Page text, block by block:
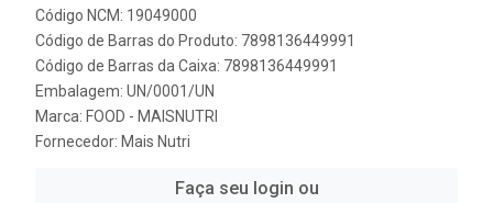
Código NCM: 19049000
Código de Barras do Produto: 7898136449991
Código de Barras da Caixa: 7898136449991
Embalagem: UN/0001/UN
Marca: FOOD - MAISNUTRI
Fornecedor: Mais Nutri
Faça seu login ou